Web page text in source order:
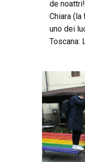
de
Chiara
uno dei
Toscana: